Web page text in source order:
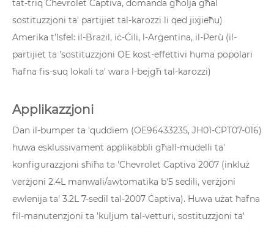
tat-triq Chevrolet Captiva, domanda għolja għal
sostituzzjoni ta' partijiet tal-karozzi li qed jixjieħu)
Amerika t'Isfel: il-Brażil, iċ-Ċili, l-Arġentina, il-Perù (il-
partijiet ta 'sostituzzjoni OE kost-effettivi huma popolari
ħafna fis-suq lokali ta' wara l-bejgħ tal-karozzi)
Applikazzjoni
Dan il-bumper ta 'quddiem (OE96433235, JH01-CPT07-016)
huwa esklussivament applikabbli għall-mudelli ta'
konfigurazzjoni sħiħa ta 'Chevrolet Captiva 2007 (inkluż
verżjoni 2.4L manwali/awtomatika b'5 sedili, verżjoni
ewlenija ta' 3.2L 7-sedil tal-2007 Captiva). Huwa użat ħafna
fil-manutenzjoni ta 'kuljum tal-vetturi, sostituzzjoni ta'